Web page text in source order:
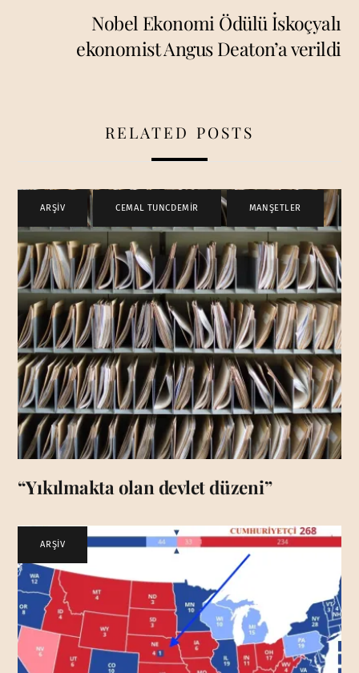
Nobel Ekonomi Ödülü İskoçyalı
ekonomist Angus Deaton’a verildi
RELATED POSTS
ARŞİV CEMAL TUNCDEMİR , MANŞETLER
“Yıkılmakta olan devlet düzeni”
ARŞİV